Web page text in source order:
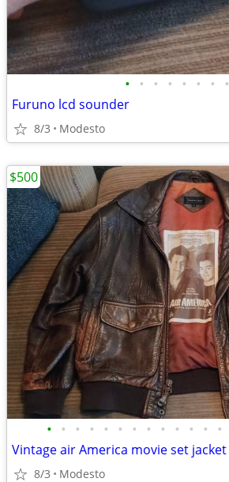
• • • • • • • •
Furuno lcd sounder
8/3 Modesto
• • • • • • • • • • • • •
Vintage air America movie set jacket
8/3 Modesto
$500